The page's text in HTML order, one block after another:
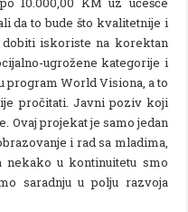
da to bude što kvalitetnije i
iskoriste na korektan
ugrožene kategorije i
program World Visiona, a to
pročitati. Javni poziv koji
Ovaj projekat je samo jedan
i rad sa mladima,
u kontinuitetu smo
saradnju u polju razvoja